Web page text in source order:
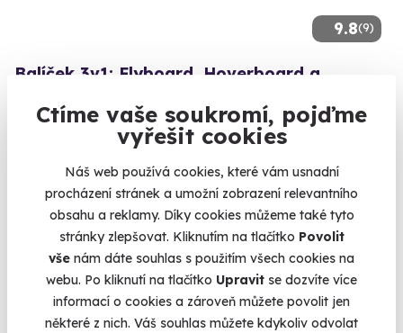
Ctíme vaše soukromí, pojďme
vyřešit cookies
Náš web používá cookies, které vám usnadní
procházení stránek a umožní zobrazení relevantního
obsahu a reklamy. Díky cookies můžeme také tyto
stránky zlepšovat. Kliknutím na tlačítko Povolit
vše nám dáte souhlas s použitím všech cookies na
webu. Po kliknutí na tlačítko Upravit se dozvíte více
informací o cookies a zároveň můžete povolit jen
některé z nich. Váš souhlas můžete kdykoliv odvolat
9.8(9)
Balíček 3v1: Flyboard, Hoverboard a
Vyzkoušejte si 3 zážitky v 1 den
Praha (Vrané nad Vltavou)
(Praha-západ)
4 290 Kč
Volný termín už 08. 08. 2026